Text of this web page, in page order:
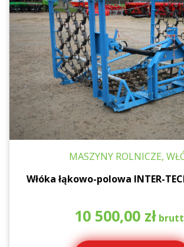
MASZYNY ROLNICZE,
Włóka łąkowo-polowa INTER-
10 500,00 zł